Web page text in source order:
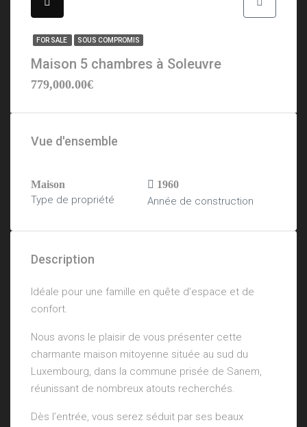
FOR SALE SOUS COMPROMIS
Maison 5 chambres à Soleuvre
779,000.00€
Vue d'ensemble
Maison
Type de propriété
1960
Année de construction
Description
Idéale pour une famille en quête d’espace et de
confort.
Nous avons le plaisir de vous présenter cette
charmante maison mitoyenne située au sud du
Luxembourg, dans la commune prisée de Sanem,
réunissant de nombreux atouts recherchés.
Dès l’entrée, vous serez séduit par ses beaux